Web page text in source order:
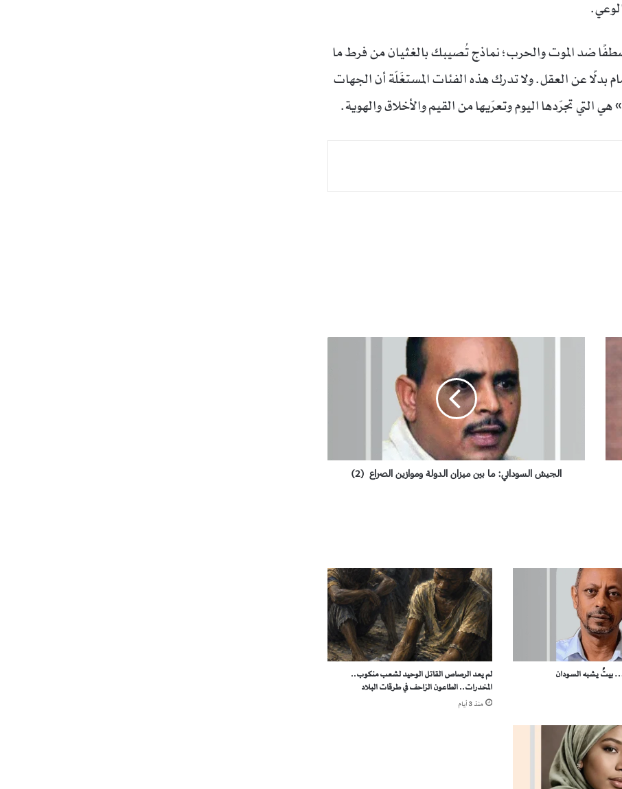
ضد الموت والحرب؛ نماذج تُصيبك بالغثيان من فرط ما
عن العقل. ولا تدرك هذه الفئات المستغَلّة أن الجهات
التي تجرّدها اليوم وتعرّيها من القيم والأخلاق والهوية.
و
ب
ي
م
ي
ز
ا
ن
و
ل
ة
و
الجيش السوداني: ما بين ميزان الدولة وموازين الصراع (2)
يشبه السودان
لم يعد الرصاص القاتل الوحيد لشعب منكوب..
المخدرات.. الطاعون الزاحف في طرقات البلاد
منذ 3 أيام